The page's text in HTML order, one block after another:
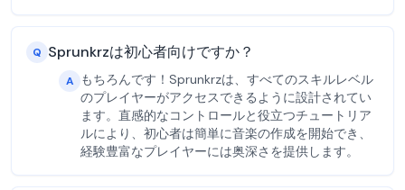
Q Sprunkrzは初心者向けですか？
A
もちろんです！Sprunkrzは、すべてのスキルレベル
のプレイヤーがアクセスできるように設計されてい
ます。直感的なコントロールと役立つチュートリア
ルにより、初心者は簡単に音楽の作成を開始でき、
経験豊富なプレイヤーには奥深さを提供します。